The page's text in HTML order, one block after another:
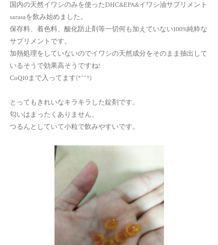
国内の天然イワシのみを使ったDHC&EPA&イワシ油サプリメント
sarasaを飲み始めました。
保存料、着色料、酸化防止剤等一切何も加えていない100%純粋な
サプリメントです。
加熱処理をしていないのでイワシの天然成分をそのまま抽出して
いるそうで効果高そうですね!
CoQ10まで入ってます(*^^*)
とってもきれいなキラキラした錠剤です。
匂いはまったくありません。
つるんとしていて小粒で飲みやすいです。